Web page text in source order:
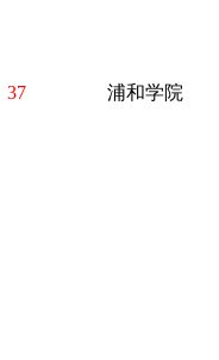
37 浦和学院